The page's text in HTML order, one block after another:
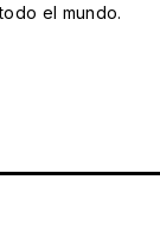
el mundo.